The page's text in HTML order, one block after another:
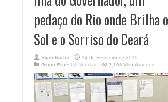
pedaço do Rio onde Brilha o
Sol e o Sorriso do Ceará
Ruan Rocha
14 de Fevereiro de 2019
Grupo Especial
Notícias 3,108 Visualizaçoes